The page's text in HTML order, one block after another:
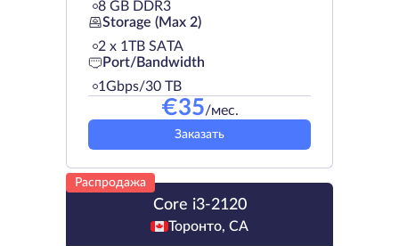
8 GB DDR3
Storage (Max 2)
2 х 1TB SATA
Port/Bandwidth
1Gbps/30 TB
€35/мес.
Заказать
Распродажа
Core i3-2120
Торонто, CA